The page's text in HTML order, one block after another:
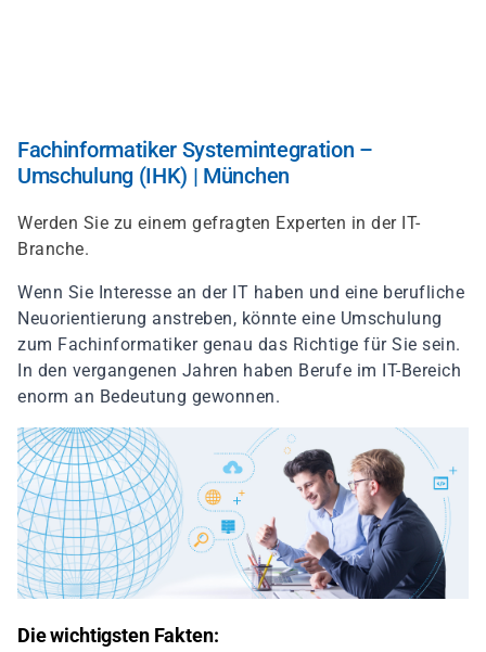
Fachinformatiker Systemintegration –
Umschulung (IHK) | München
Werden Sie zu einem gefragten Experten in der IT-
Branche.
Wenn Sie Interesse an der IT haben und eine berufliche
Neuorientierung anstreben, könnte eine Umschulung
zum Fachinformatiker genau das Richtige für Sie sein.
In den vergangenen Jahren haben Berufe im IT-Bereich
enorm an Bedeutung gewonnen.
Die wichtigsten Fakten: